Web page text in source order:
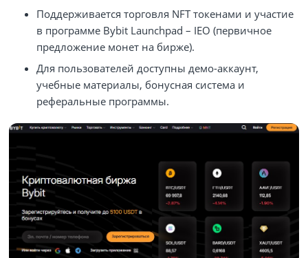
Поддерживается торговля NFT токенами и участие
в программе Bybit Launchpad – IEO (первичное
предложение монет на бирже).
Для пользователей доступны демо-аккаунт,
учебные материалы, бонусная система и
реферальные программы.